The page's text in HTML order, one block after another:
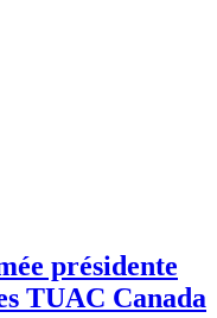
présidente
TUAC Canada